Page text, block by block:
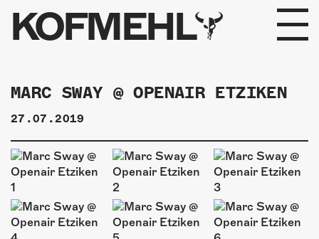
KOFMEHL
PROGRAMM
FABRIKGEFLÜSTER
GALERIE
FOTOGALERIE
PHOTOMAT
MARC SWAY @ OPENAIR ETZIKEN
27.07.2019